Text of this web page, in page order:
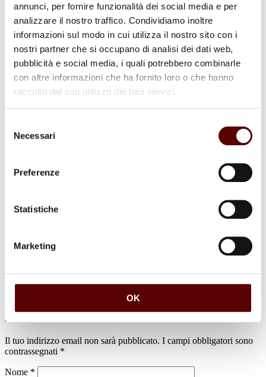
annunci, per fornire funzionalità dei social media e per
analizzare il nostro traffico. Condividiamo inoltre
informazioni sul modo in cui utilizza il nostro sito con i
nostri partner che si occupano di analisi dei dati web,
pubblicità e social media, i quali potrebbero combinarle
con altre informazioni che ha fornito loro o che hanno
raccolto dal suo utilizzo dei loro servizi.
delNecessari
Preferenze
Statistiche
Marketing
OK
Fabio Melotti
2 Marzo 1939 - 30 Giugno 2026
Condividi questa pagina
Commenti (1)
1 Luglio 2026 a 16:50
In questo triste momento sono a farti le mie più sincere
condoglianze per la perdita di Melo un abbraccio Marco
Lascia un commento
Il tuo indirizzo email non sarà pubblicato. I campi obbligatori sono
contrassegnati *
Nome *